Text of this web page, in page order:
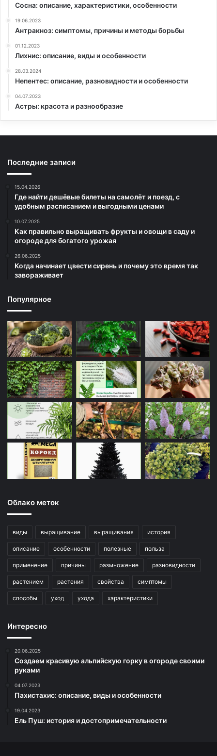
Сосна: описание, характеристики, особенности
19.06.2023
Антракноз: симптомы, причины и методы борьбы
01.12.2023
Лихнис: описание, виды и особенности
28.03.2024
Непентес: описание, разновидности и особенности
04.07.2023
Астры: красота и разнообразие
Последние записи
15.04.2026
Где найти дешёвые билеты на самолёт и поезд, с
удобным расписанием и выгодными ценами
10.07.2025
Как правильно выращивать фрукты и овощи в саду и
огороде для богатого урожая
26.06.2025
Когда начинает цвести сирень и почему это время так
завораживает
Популярное
Облако меток
виды выращивание выращивания история
описание особенности полезные польза
применение причины размножение разновидности
растением растения свойства симптомы
способы уход ухода характеристики
Интересно
20.06.2025
Создаем красивую альпийскую горку в огороде своими
руками
04.07.2023
Пахистахис: описание, виды и особенности
19.04.2023
Ель Пуш: история и достопримечательности